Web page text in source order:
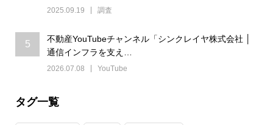
2025.09.19 調査
5
不動産YouTubeチャンネル「シンクレイヤ株式会社 │
通信インフラを支え…
2026.07.08 YouTube
タグ一覧